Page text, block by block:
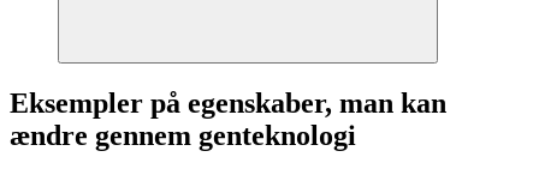
Eksempler på egenskaber, man kan
ændre gennem genteknologi